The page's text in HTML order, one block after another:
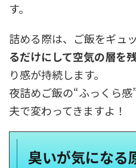
す。
詰める際は、ご飯をギュ
るだけにして空気の層を
り感が持続します。
夜詰めご飯の“ふっくら
夫で変わってきますよ！
臭いが気になる